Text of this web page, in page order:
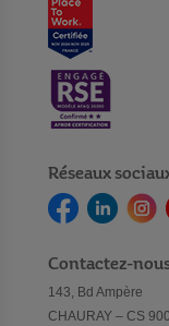
Réseaux
Contactez-
143, Bd Ampère
CHAURAY – CS